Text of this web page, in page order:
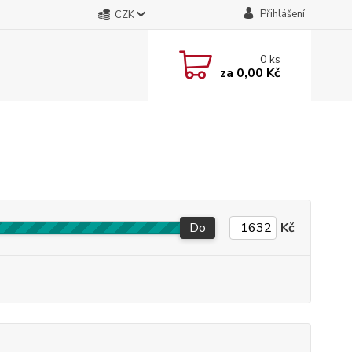
CZK Přihlášení
0ks
za 0,00 Kč
Do Kč